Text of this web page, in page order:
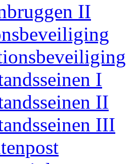
II
I
II
III